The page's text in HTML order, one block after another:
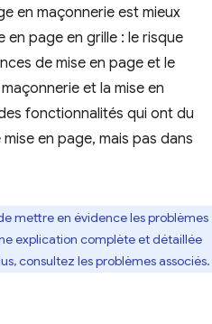
en maçonnerie est mieux
en page en grille : le risque
de mise en page et le
et la mise en
fonctionnalités qui ont du
en page, mais pas dans
mettre en évidence les problèmes
explication complète et détaillée
consultez les problèmes associés.